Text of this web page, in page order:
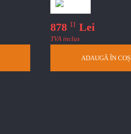
878 11 Lei
TVA inclus
ADAUGĂ ÎN COȘ